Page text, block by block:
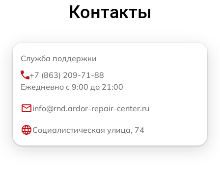
Контакты
Служба поддержки
+7 (863) 209-71-88
Ежедневно с 9:00 до 21:00
info@rnd.ardor-repair-center.ru
Социалистическая улица, 74